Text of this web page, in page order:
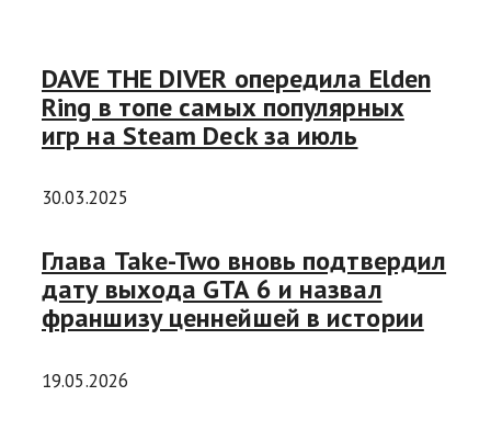
DAVE THE DIVER опередила Elden
Ring в топе самых популярных
игр на Steam Deck за июль
30.03.2025
Глава Take-Two вновь подтвердил
дату выхода GTA 6 и назвал
франшизу ценнейшей в истории
19.05.2026